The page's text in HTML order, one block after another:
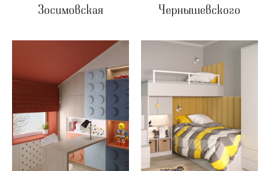
Зосимовская Чернышевского